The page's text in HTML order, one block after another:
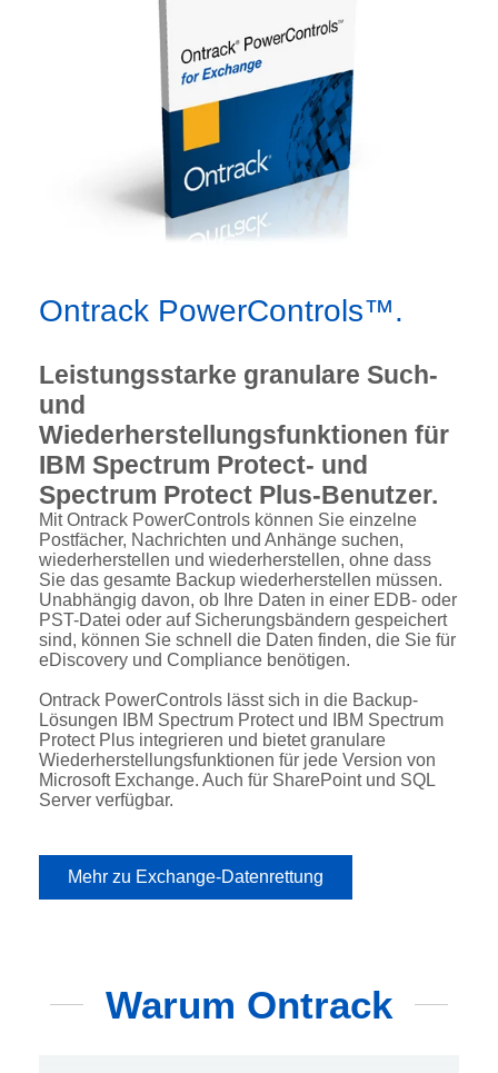
Ontrack PowerControls™.
Leistungsstarke granulare Such-
und
Wiederherstellungsfunktionen für
IBM Spectrum Protect- und
Spectrum Protect Plus-Benutzer.
Mit Ontrack PowerControls können Sie einzelne
Postfächer, Nachrichten und Anhänge suchen,
wiederherstellen und wiederherstellen, ohne dass
Sie das gesamte Backup wiederherstellen müssen.
Unabhängig davon, ob Ihre Daten in einer EDB- oder
PST-Datei oder auf Sicherungsbändern gespeichert
sind, können Sie schnell die Daten finden, die Sie für
eDiscovery und Compliance benötigen.
Ontrack PowerControls lässt sich in die Backup-
Lösungen IBM Spectrum Protect und IBM Spectrum
Protect Plus integrieren und bietet granulare
Wiederherstellungsfunktionen für jede Version von
Microsoft Exchange. Auch für SharePoint und SQL
Server verfügbar.
Mehr zu Exchange-Datenrettung
Warum Ontrack